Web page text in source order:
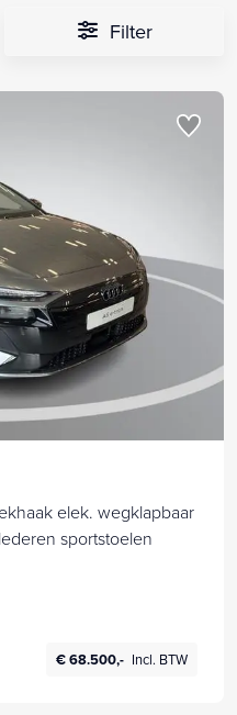
Filter
elek. wegklapbaar
sportstoelen
€ 68.500,- Incl. BTW